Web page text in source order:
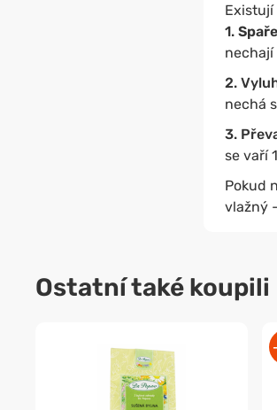
Existují
1.
nechají
2.
nechá
3.
se vaří
Pokud
vlažný
Ostatní také koupili